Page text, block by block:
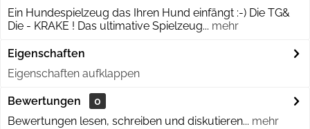
Ein Hundespielzeug das Ihren Hund einfängt :-) Die TG&
Die - KRAKE ! Das ultimative Spielzeug... mehr
Eigenschaften
Eigenschaften aufklappen
Bewertungen
0
Bewertungen lesen, schreiben und diskutieren... mehr